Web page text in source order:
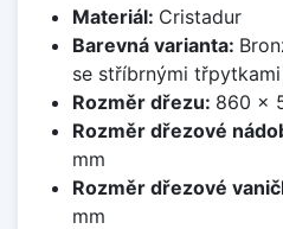
Materiál: Cristadur
Barevná varianta:
se stříbrnými
Rozměr dřezu: 860 x
Rozměr dřezové
mm
Rozměr dřezové
mm